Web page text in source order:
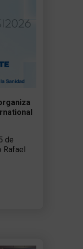
de
Rafael